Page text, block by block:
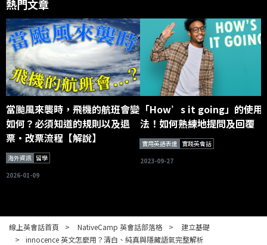
熱門文章
當颱風來襲時，飛機的航班會變
如何？必須知道的規則以及退
票・改票流程【解說】
海外資訊 留學
2026-01-09
「How’s it going」的使用
法！如何熟練地提問及回覆
實用英語表達 實踐英會話
2023-09-27
線上英會話首頁 NativeCamp 英會話部落格
建立基礎
innocence 英文怎麼用？清白、純真與隱藏語氣完整解析